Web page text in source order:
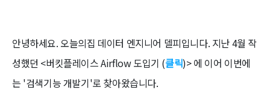
안녕하세요. 오늘의집 데이터 엔지니어 델피입니다. 지난 4월 작
성했던 <버킷플레이스 Airflow 도입기 (클릭)> 에 이어 이번에
는 '검색기능 개발기'로 찾아왔습니다.